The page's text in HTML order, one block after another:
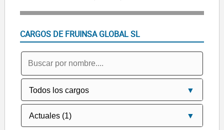
CARGOS DE FRUINSA GLOBAL SL